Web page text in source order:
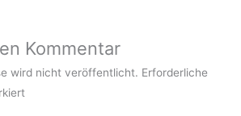
Kommentar
wird nicht veröffentlicht. Erforderliche